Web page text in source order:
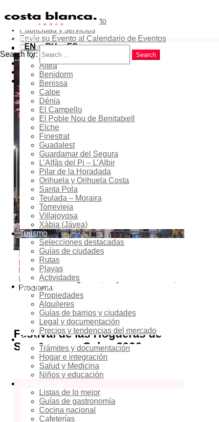
Sobre el proyecto
Contribuye como experto
Publicidad y servicios
Envíe su Evento al Calendario de Eventos
Contactos
Popular
Latest
Trending
Inicio
Costa Blanca
Alicante
Altea
Benidorm
Benissa
Calpe
Dénia
El Campello
El Poble Nou de Benitatxell
Elche
Finestrat
Guadalest
Guardamar del Segura
L’Alfàs del Pi – L’Albir
Pilar de la Horadada
Orihuela y Orihuela Costa
Santa Pola
Teulada – Moraira
Torrevieja
Villajoyosa
Xàbia (Jávea)
Turismo
Selecciones destacadas
Guías de ciudades
Rutas
Playas
Actividades
Inmobiliaria
Propiedades
Alquileres
Guías de barrios y ciudades
Legal y documentación
Precios y tendencias del mercado
Reubicación
Trámites y documentación
Hogar e integración
Salud y Medicina
Niños y educación
Listas de lo mejor
Guías de gastronomía
Cocina nacional
Cafeterías
EN RU ES
Menu
Search
Search for:
Search
Hogueras de San Juan en
Calpe 2026 – Noche de las
Hogueras, Playa de Arenal-
Bol, Programa
23 - 24 Jun 2026
¡Expirado!
20:00 - 23:00
Location
Calpe
Inicio Events - Costa Blanca Space
patrimonio Fiestas y celebraciones locales
Hogueras de San Juan en Calpe 2026 –
Noche de las Hogueras, Playa de Arenal-Bol,
Programa
Festival de las Hogueras de
San Juan en Calpe 2026
Содержание скрыть
Festival de las Hogueras de San
Juan en Calpe 2026